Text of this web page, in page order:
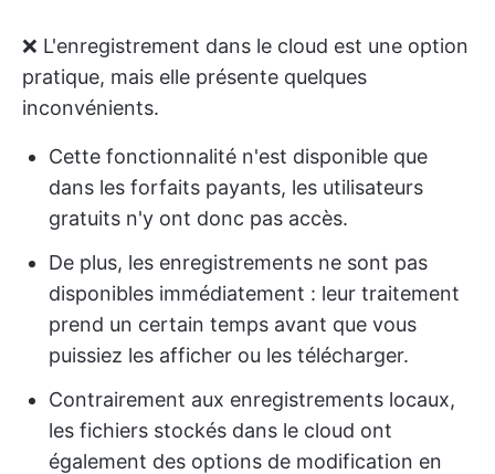
❌ L'enregistrement dans le cloud est une option
pratique, mais elle présente quelques
inconvénients.
Cette fonctionnalité n'est disponible que
dans les forfaits payants, les utilisateurs
gratuits n'y ont donc pas accès.
De plus, les enregistrements ne sont pas
disponibles immédiatement : leur traitement
prend un certain temps avant que vous
puissiez les afficher ou les télécharger.
Contrairement aux enregistrements locaux,
les fichiers stockés dans le cloud ont
également des options de modification en